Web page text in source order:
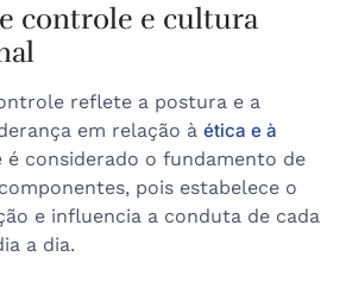
controle e cultura
reflete a postura e a
em relação à ética e à
é considerado o fundamento de
pois estabelece o
e influencia a conduta de cada
a dia.